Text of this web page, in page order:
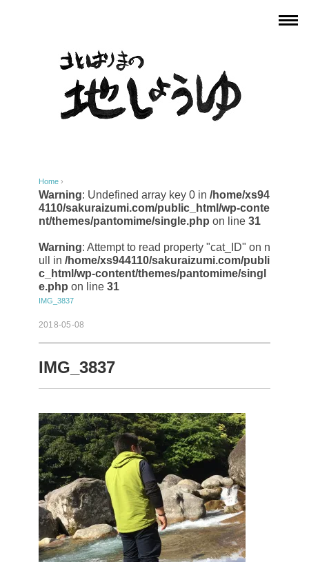
Home ›
Warning: Undefined array key 0 in /home/xs94
4110/sakuraizumi.com/public_html/wp-conte
nt/themes/pantomime/single.php on line 31
Warning: Attempt to read property "cat_ID" on n
ull in /home/xs944110/sakuraizumi.com/publi
c_html/wp-content/themes/pantomime/singl
e.php on line 31
IMG_3837
2018-05-08
IMG_3837